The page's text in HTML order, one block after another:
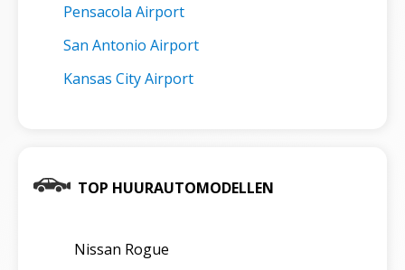
Pensacola Airport
San Antonio Airport
Kansas City Airport
TOP HUURAUTOMODELLEN
Nissan Rogue